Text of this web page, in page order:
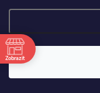
Copyright 2026
Zobrazit